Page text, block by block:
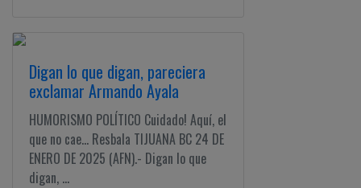
Digan lo que digan, pareciera
exclamar Armando Ayala
HUMORISMO POLÍTICO Cuidado! Aquí, el
que no cae... Resbala TIJUANA BC 24 DE
ENERO DE 2025 (AFN).- Digan lo que
digan, ...